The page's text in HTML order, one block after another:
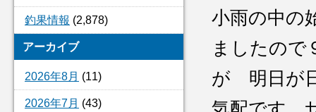
釣果情報 (2,878)
アーカイブ
2026年8月 (11)
2026年7月 (43)
小雨の中
ましたの
が 明日が